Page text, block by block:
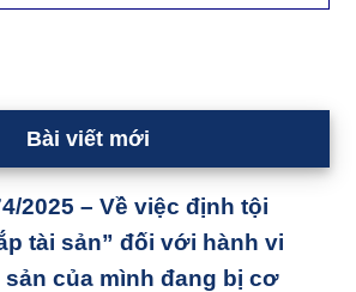
Bài viết mới
2025 – Về việc định tội
tài sản” đối với hành vi
sản của mình đang bị cơ